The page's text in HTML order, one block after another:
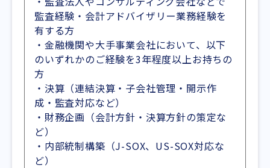
監査経験・会計アドバイザリー業務経験を
有する方
・金融機関や大手事業会社において、以下
のいずれかのご経験を3年程度以上お持ちの
方
・決算（連結決算・子会社管理・開示作
成・監査対応など）
・財務企画（会計方針・決算方針の策定な
ど）
・内部統制構築（J-SOX、US-SOX対応な
ど）